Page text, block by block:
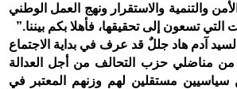
والتنمية والاستقرار ونهج العمل الوطني
تسعون إلى تحقيقها، فأهلا بكم بيننا.”
آدم هاد جللٌ قد عرف في بداية الاجتماع
مناضلي حزب التحالف من أجل العدالة
سياسيين مستقلين لهم وزنهم المعتبر في